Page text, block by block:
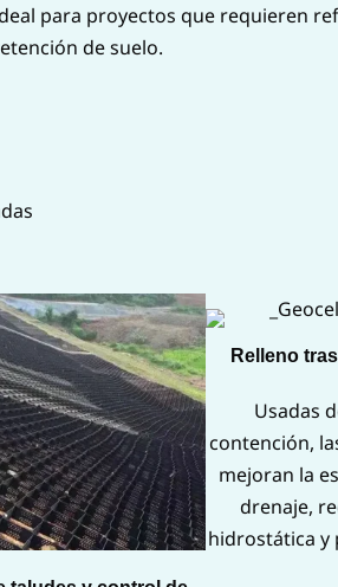
para proyectos que requieren
de suelo.
Relleno
Usadas
contención,
mejoran la
drenaje,
hidrostática y